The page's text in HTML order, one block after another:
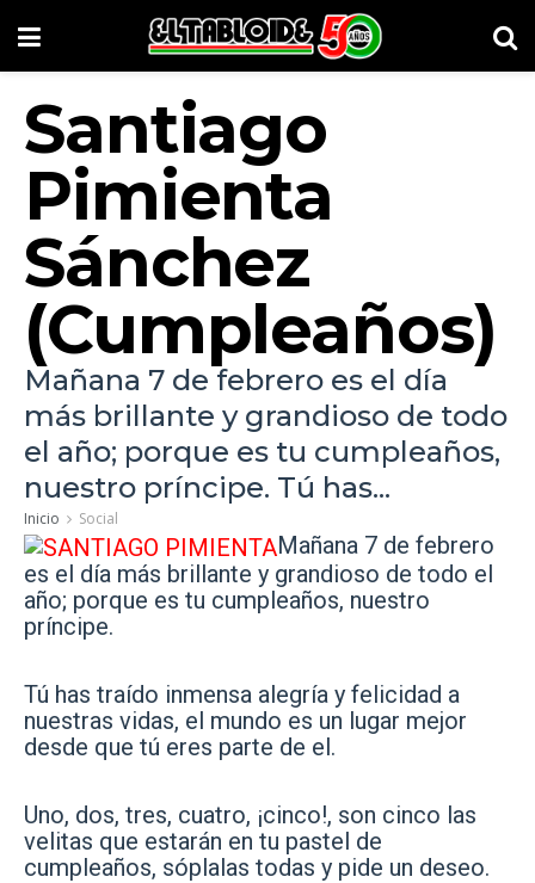
Santiago
Pimienta
Sánchez
(Cumpleaños)
Mañana 7 de febrero es el día
más brillante y grandioso de todo
el año; porque es tu cumpleaños,
nuestro príncipe. Tú has...
Inicio Social
Mañana 7 de febrero
es el día más brillante y grandioso de todo el
año; porque es tu cumpleaños, nuestro
príncipe.
Tú has traído inmensa alegría y felicidad a
nuestras vidas, el mundo es un lugar mejor
desde que tú eres parte de el.
Uno, dos, tres, cuatro, ¡cinco!, son cinco las
velitas que estarán en tu pastel de
cumpleaños, sóplalas todas y pide un deseo.